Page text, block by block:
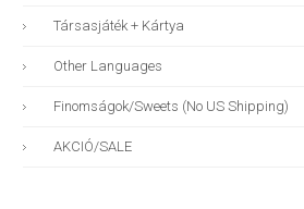
Társasjáték + Kártya
Other Languages
Finomságok/sweets (no US Shipping)
AKCIÓ/SALE